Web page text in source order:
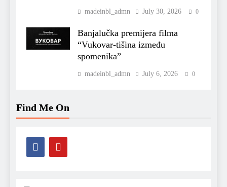
madeinbl_admn July 30, 2026 0
Banjalučka premijera filma
“Vukovar-tišina između
spomenika”
madeinbl_admn July 6, 2026 0
Find Me On